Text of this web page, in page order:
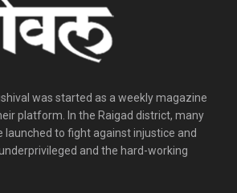
was started as a weekly magazine
platform. In the Raigad district, many
to fight against injustice and
and the hard-working